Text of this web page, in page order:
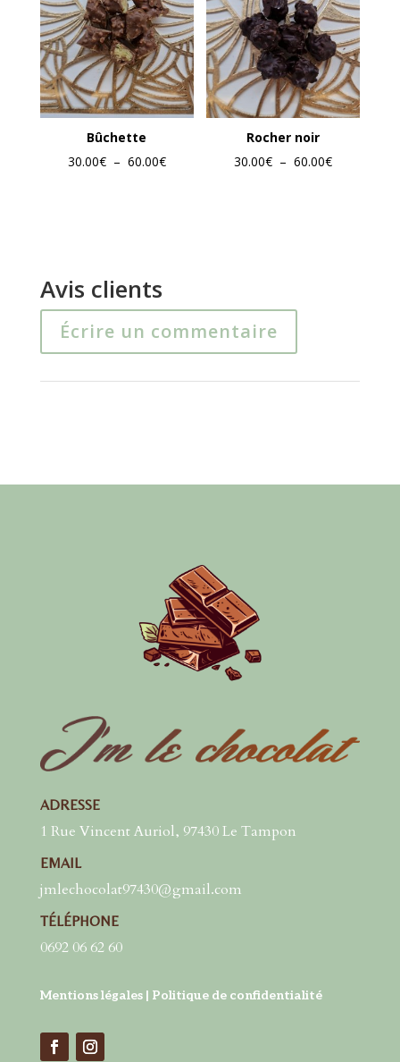
à
60.00€
60.00€
Bûchette
30.00€ – 60.00€Plage
Rocher noir
30.00€ – 60.00€Plage
Avis clients
Écrire un commentaire
ADRESSE
1 Rue Vincent Auriol, 97430 Le Tampon
EMAIL
jmlechocolat97430@gmail.com
TÉLÉPHONE
0692 06 62 60
Mentions légales| Politique de confidentialité